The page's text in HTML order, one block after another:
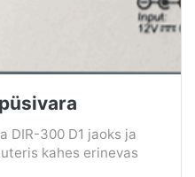
DIR-300 D1 jaoks ja
kahes erinevas